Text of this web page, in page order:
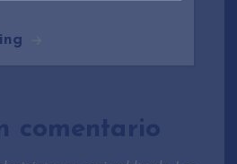
comentario